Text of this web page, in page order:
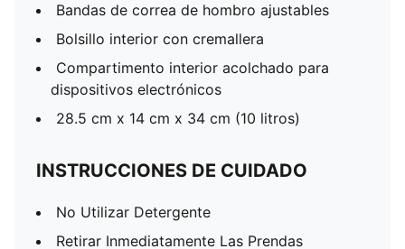
Bandas de correa de hombro ajustables
Bolsillo interior con cremallera
Compartimento interior acolchado para
dispositivos electrónicos
28.5 cm x 14 cm x 34 cm (10 litros)
INSTRUCCIONES DE CUIDADO
No Utilizar Detergente
Retirar Inmediatamente Las Prendas